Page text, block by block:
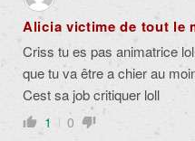
Alicia victime de tout le
Criss tu es pas animatrice
que tu va être a chier au
Cest sa job critiquer loll
1 0